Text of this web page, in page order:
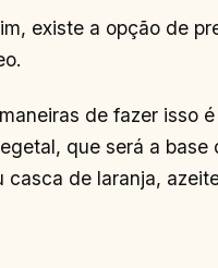
existe a opção de
de fazer isso
que será a base
casca de laranja,